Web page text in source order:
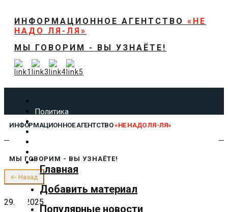
ИНФОРМАЦИОННОЕ АГЕНТСТВО «НЕ
НАДО ЛЯ-ЛЯ»
МЫ ГОВОРИМ - ВЫ УЗНАЁТЕ!
Политика
Экономика
Культура
Предложить новость
О нас
ИНФОРМАЦИОННОЕ АГЕНТСТВО«НЕ НАДО ЛЯ-ЛЯ»
Главная
Добавить материал
Популярные новости
МЫ ГОВОРИМ - ВЫ УЗНАЁТЕ!
← Назад
29.06.2025